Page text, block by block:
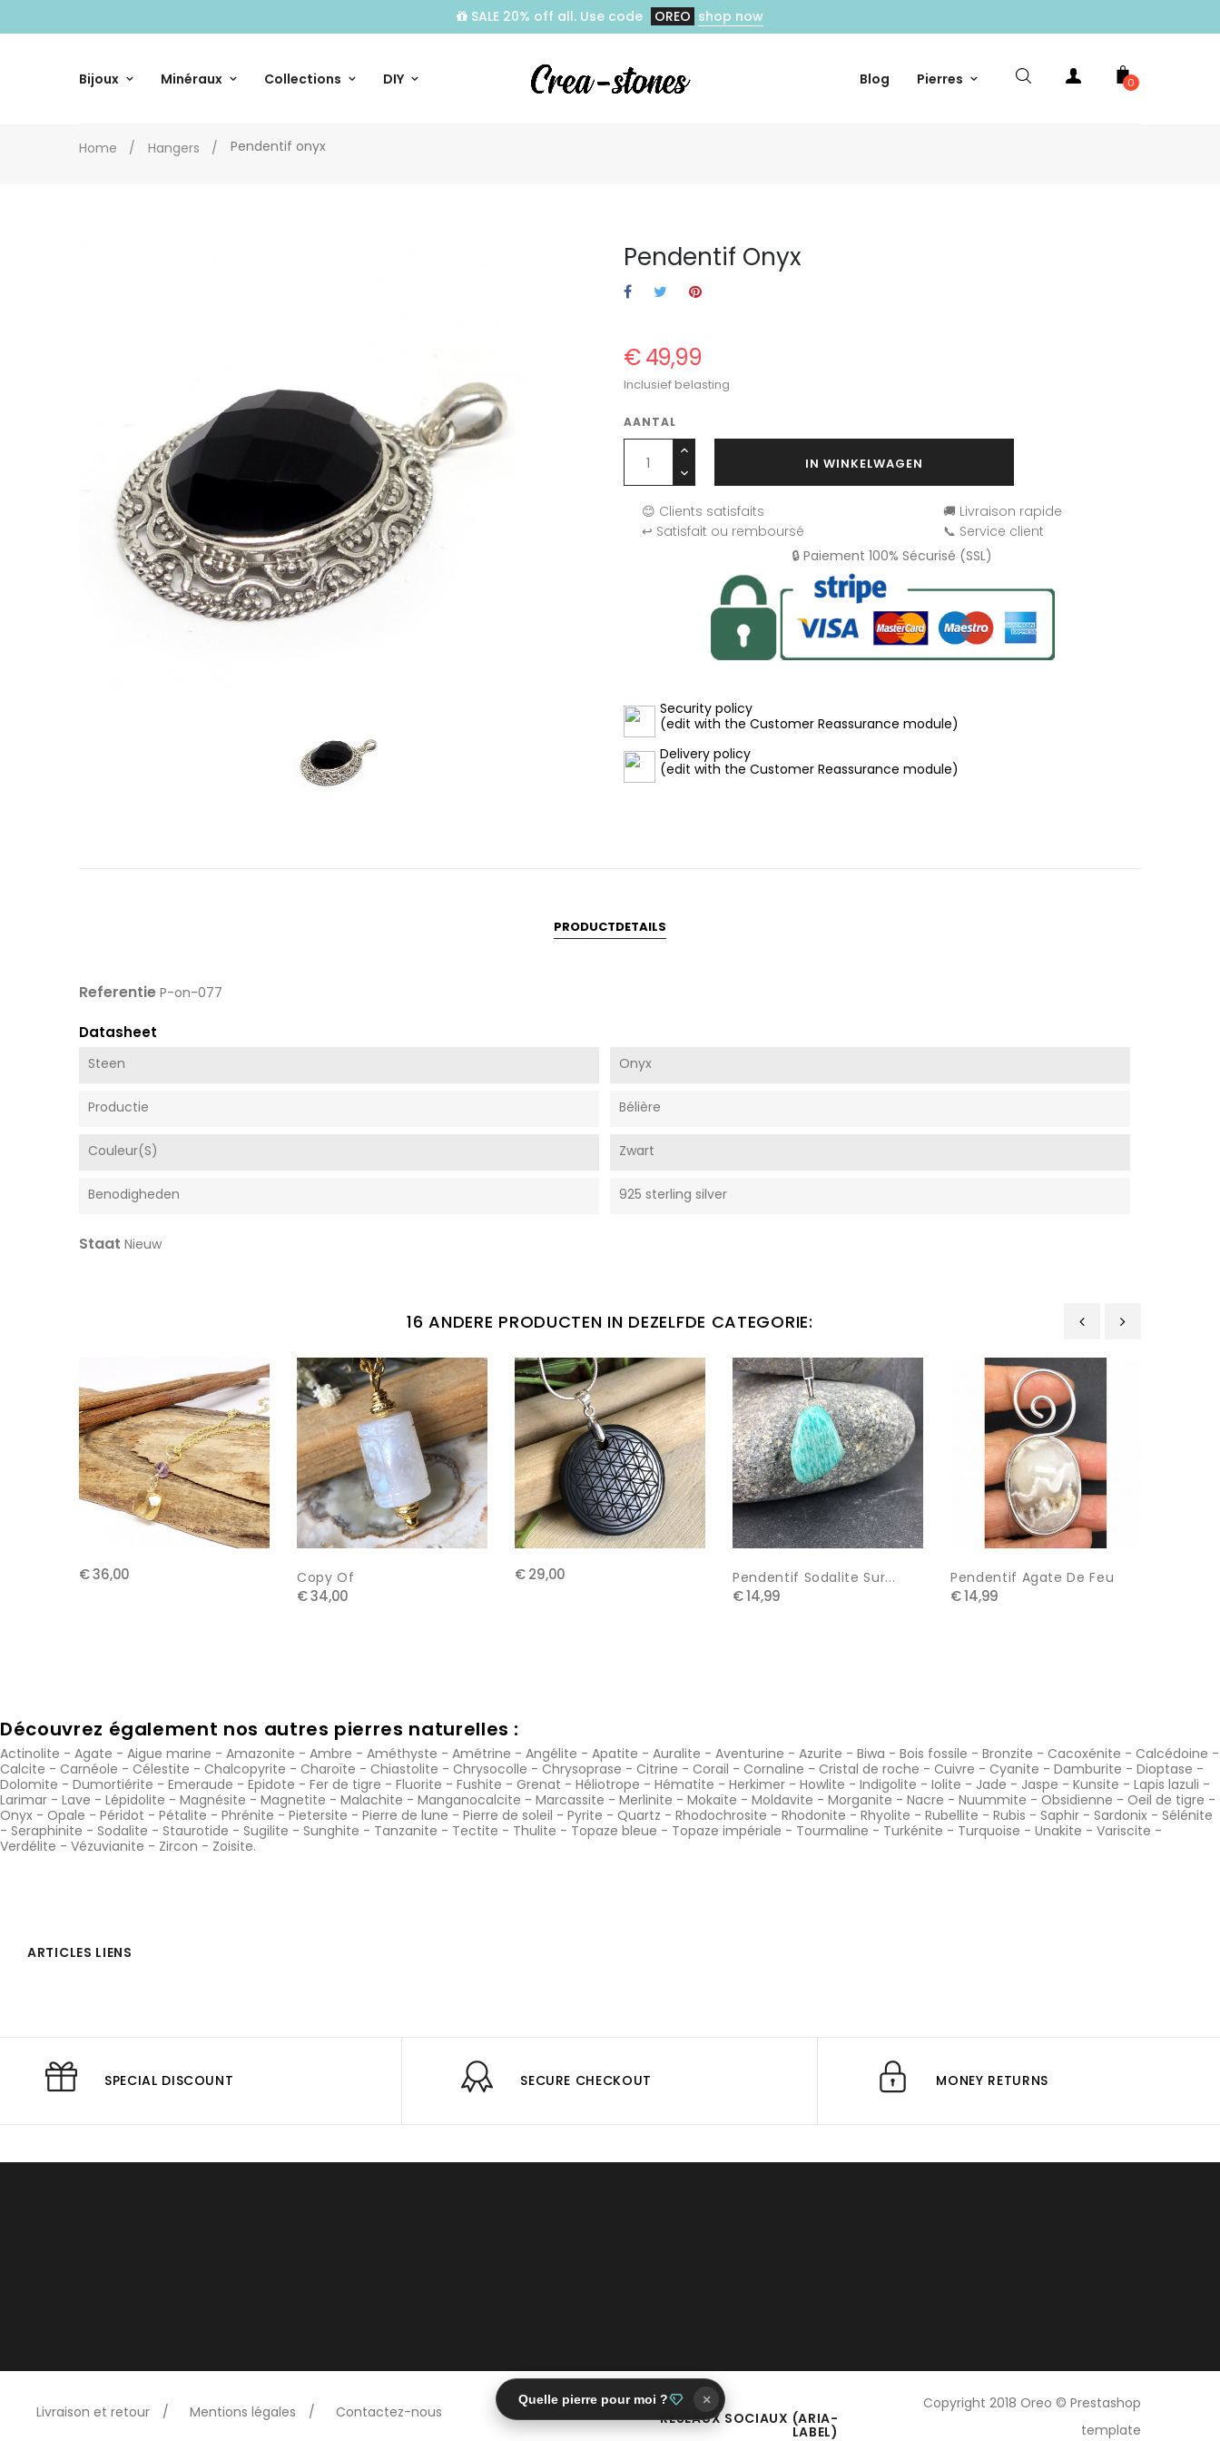
SALE 20% off all. Use code OREO shop now
Bijoux Minéraux Collections DIY Blog Pierres 0
Home Hangers Pendentif onyx
Pendentif Onyx
€ 49,99
Inclusief belasting
AANTAL
IN WINKELWAGEN
😊 Clients satisfaits
🚚 Livraison rapide
↩️ Satisfait ou remboursé
📞 Service client
🔒 Paiement 100% Sécurisé (SSL)
Security policy
(edit with the Customer Reassurance module)
Delivery policy
(edit with the Customer Reassurance module)
PRODUCTDETAILS
Referentie P-on-077
Datasheet
Steen Onyx
Productie Bélière
Couleur(s) Zwart
Benodigheden 925 sterling silver
Staat Nieuw
16 ANDERE PRODUCTEN IN DEZELFDE CATEGORIE:
€ 36,00 Copy Of
€ 34,00
€ 29,00 Pendentif Sodalite Sur...
€ 14,99
Pendentif Agate De Feu
€ 14,99
‹
Découvrez également nos autres pierres naturelles :
Actinolite - Agate - Aigue marine - Amazonite - Ambre - Améthyste - Amétrine - Angélite - Apatite - Auralite - Aventurine - Azurite - Biwa - Bois fossile - Bronzite - Cacoxénite - Calcédoine -
Calcite - Carnéole - Célestite - Chalcopyrite - Charoïte - Chiastolite - Chrysocolle - Chrysoprase - Citrine - Corail - Cornaline - Cristal de roche - Cuivre - Cyanite - Damburite - Dioptase -
Dolomite - Dumortiérite - Emeraude - Epidote - Fer de tigre - Fluorite - Fushite - Grenat - Héliotrope - Hématite - Herkimer - Howlite - Indigolite - Iolite - Jade - Jaspe - Kunsite - Lapis lazuli -
Larimar - Lave - Lépidolite - Magnésite - Magnetite - Malachite - Manganocalcite - Marcassite - Merlinite - Mokaïte - Moldavite - Morganite - Nacre - Nuummite - Obsidienne - Oeil de tigre -
Onyx - Opale - Péridot - Pétalite - Phrénite - Pietersite - Pierre de lune - Pierre de soleil - Pyrite - Quartz - Rhodochrosite - Rhodonite - Rhyolite - Rubellite - Rubis - Saphir - Sardonix - Sélénite
- Seraphinite - Sodalite - Staurotide - Sugilite - Sunghite - Tanzanite - Tectite - Thulite - Topaze bleue - Topaze impériale - Tourmaline - Turkénite - Turquoise - Unakite - Variscite -
Verdélite - Vézuvianite - Zircon - Zoisite.
ARTICLES LIENS
SPECIAL DISCOUNT SECURE CHECKOUT MONEY RETURNS
Livraison et retour Mentions légales Contactez-nous RÉSEAUX SOCIAUX (ARIA-
LABEL)
Copyright 2018 Oreo © Prestashop
template
Quelle pierre pour moi ? ×